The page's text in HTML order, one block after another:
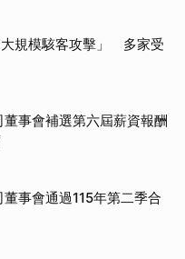
規模駭客攻擊」 多家受
事會補選第六屆薪資報酬
事會通過115年第二季合